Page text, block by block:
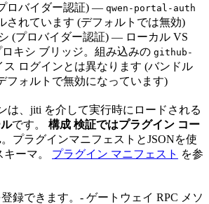
ロバイダー認証) — qwen-portal-auth
されています (デフォルトでは無効)
(プロバイダー認証) — ローカル VS
ロキシ ブリッジ。組み込みの github-
ス ログインとは異なります (バンドル
フォルトで無効になっています)
は、jiti を介して実行時にロードされる
です。 構成 検証ではプラグイン コー
。プラグインマニフェストとJSONを使
ーマ。 プラグイン マニフェスト を参
録できます。- ゲートウェイ RPC メソ